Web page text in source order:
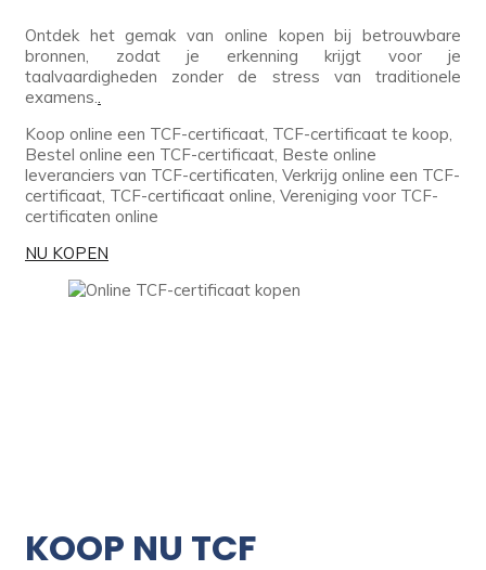
Ontdek het gemak van online kopen bij betrouwbare
bronnen, zodat je erkenning krijgt voor je
taalvaardigheden zonder de stress van traditionele
examens..
Koop online een TCF-certificaat, TCF-certificaat te koop,
Bestel online een TCF-certificaat, Beste online
leveranciers van TCF-certificaten, Verkrijg online een TCF-
certificaat, TCF-certificaat online, Vereniging voor TCF-
certificaten online
NU KOPEN
KOOP NU TCF